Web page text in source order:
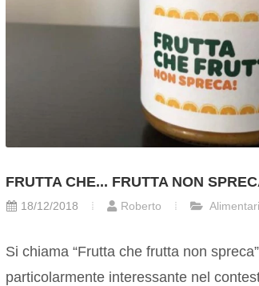
FRUTTA CHE... FRUTTA NON
18/12/2018 Roberto Alimentari
Si chiama “Frutta che frutta non
particolarmente interessante nel